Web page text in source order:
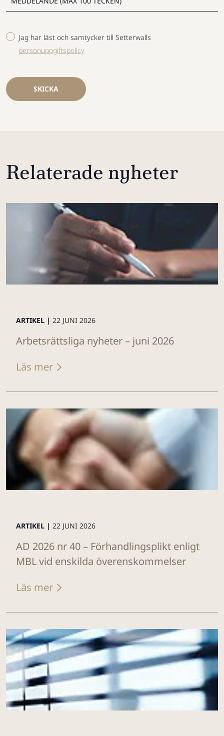
Jag har läst och samtycker till Setterwalls
personuppgiftspolicy
SKICKA
Relaterade nyheter
ARTIKEL | 22 JUNI 2026
Arbetsrättsliga nyheter – juni 2026
Läs mer
ARTIKEL | 22 JUNI 2026
AD 2026 nr 40 – Förhandlingsplikt enligt
MBL vid enskilda överenskommelser
Läs mer